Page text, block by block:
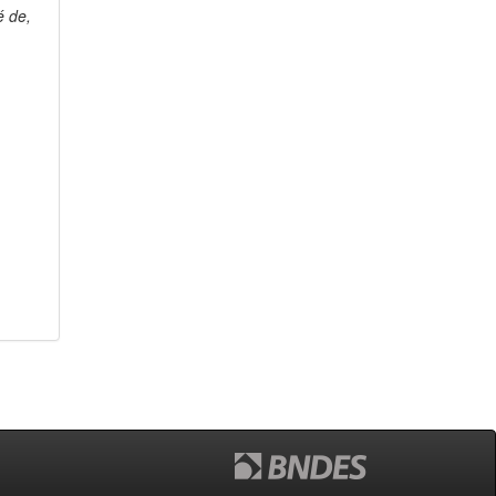
de,